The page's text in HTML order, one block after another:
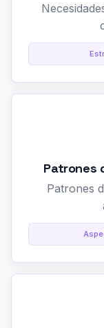
Patrones
Patrones